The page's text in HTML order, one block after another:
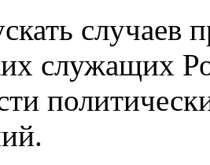
случаев
служащих